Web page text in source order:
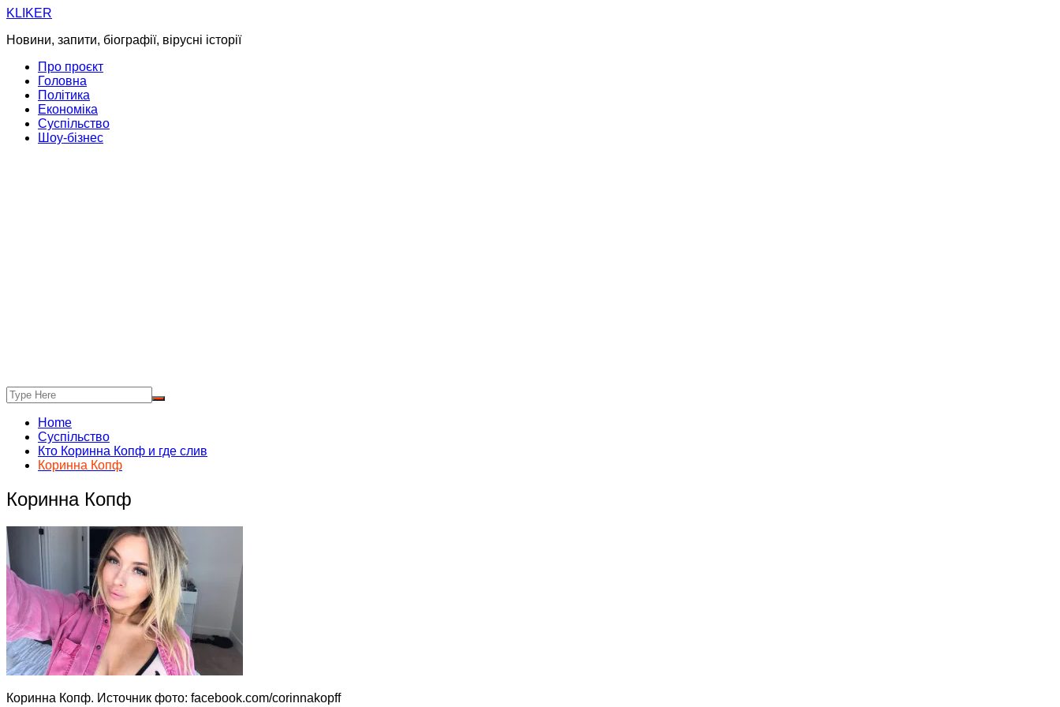
Skip
content
KLIKER
Новини, запити, біографії, вірусні історії
Про проєкт
Головна
Політика
Економіка
Суспільство
Шоу-бізнес
Home
Суспільство
Кто Коринна Копф и где слив
Коринна Копф
Коринна Копф
Коринна Копф. Источник фото: facebook.com/corinnakopff